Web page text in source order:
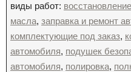
виды работ:
масла, заправка и ремонт
комплектующие под заказ,
автомобиля, подушек
автомобиля, полировка,